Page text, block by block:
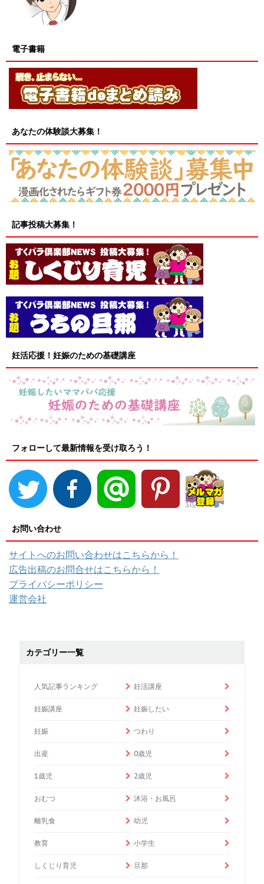
電子書籍
あなたの体験談大募集！
記事投稿大募集！
妊活応援！妊娠のための基礎講座
フォローして最新情報を受け取ろう！
お問い合わせ
サイトへのお問い合わせはこちらから！
広告出稿のお問合せはこちらから！
プライバシーポリシー
運営会社
カテゴリー一覧
人気記事ランキング 妊活講座
妊娠講座 妊娠したい
妊娠 つわり
出産 0歳児
1歳児 2歳児
おむつ 沐浴・お風呂
離乳食 幼児
教育 小学生
しくじり育児 旦那